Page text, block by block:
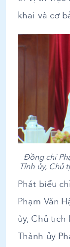
khai và cơ
Đồng chí
Tỉnh ủy, Chủ
Phát biểu
Phạm Văn
ủy, Chủ
Thành ủy